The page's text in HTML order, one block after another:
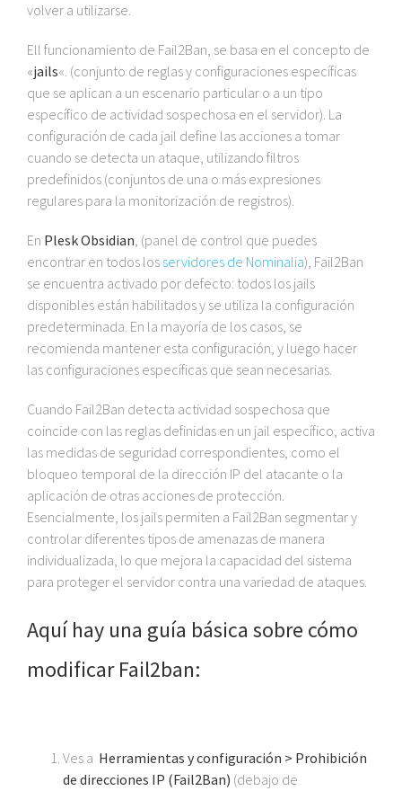
volver a utilizarse.
Ell funcionamiento de Fail2Ban, se basa en el concepto de
«jails«. (conjunto de reglas y configuraciones específicas
que se aplican a un escenario particular o a un tipo
específico de actividad sospechosa en el servidor). La
configuración de cada jail define las acciones a tomar
cuando se detecta un ataque, utilizando filtros
predefinidos (conjuntos de una o más expresiones
regulares para la monitorización de registros).
En Plesk Obsidian, (panel de control que puedes
encontrar en todos los servidores de Nominalia), Fail2Ban
se encuentra activado por defecto: todos los jails
disponibles están habilitados y se utiliza la configuración
predeterminada. En la mayoría de los casos, se
recomienda mantener esta configuración, y luego hacer
las configuraciones específicas que sean necesarias.
Cuando Fail2Ban detecta actividad sospechosa que
coincide con las reglas definidas en un jail específico, activa
las medidas de seguridad correspondientes, como el
bloqueo temporal de la dirección IP del atacante o la
aplicación de otras acciones de protección.
Esencialmente, los jails permiten a Fail2Ban segmentar y
controlar diferentes tipos de amenazas de manera
individualizada, lo que mejora la capacidad del sistema
para proteger el servidor contra una variedad de ataques.
Aquí hay una guía básica sobre cómo
modificar Fail2ban:
Ves a Herramientas y configuración > Prohibición
de direcciones IP (Fail2Ban) (debajo de